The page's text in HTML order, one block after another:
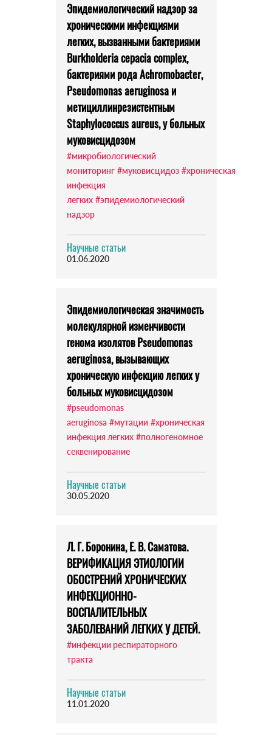
Эпидемиологический надзор за
хроническими инфекциями
легких, вызванными бактериями
Burkholderia cepacia complex,
бактериями рода Achromobacter,
Pseudomonas аeruginosa и
метициллинрезистентным
Staphylococcus aureus, у больных
муковисцидозом
#микробиологический
мониторинг #муковисцидоз #хроническая
инфекция
легких #эпидемиологический
надзор
Научные статьи
01.06.2020
Эпидемиологическая значимость
молекулярной изменчивости
генома изолятов Pseudomonas
aeruginosa, вызывающих
хроническую инфекцию легких у
больных муковисцидозом
#pseudomonas
aeruginosa #мутации #хроническая
инфекция легких #полногеномное
секвенирование
Научные статьи
30.05.2020
Л. Г. Боронина, Е. В. Саматова.
ВЕРИФИКАЦИЯ ЭТИОЛОГИИ
ОБОСТРЕНИЙ ХРОНИЧЕСКИХ
ИНФЕКЦИОННО-
ВОСПАЛИТЕЛЬНЫХ
ЗАБОЛЕВАНИЙ ЛЕГКИХ У ДЕТЕЙ.
#инфекции респираторного
тракта
Научные статьи
11.01.2020